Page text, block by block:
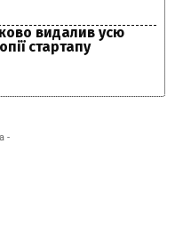
видалив усю
стартапу
-